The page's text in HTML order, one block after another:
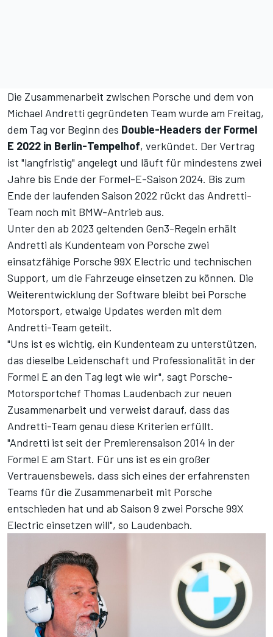
Die Zusammenarbeit zwischen Porsche und dem von
Michael Andretti gegründeten Team wurde am Freitag,
dem Tag vor Beginn des Double-Headers der Formel
E 2022 in Berlin-Tempelhof, verkündet. Der Vertrag
ist "langfristig" angelegt und läuft für mindestens zwei
Jahre bis Ende der Formel-E-Saison 2024. Bis zum
Ende der laufenden Saison 2022 rückt das Andretti-
Team noch mit BMW-Antrieb aus.
Unter den ab 2023 geltenden Gen3-Regeln erhält
Andretti als Kundenteam von Porsche zwei
einsatzfähige Porsche 99X Electric und technischen
Support, um die Fahrzeuge einsetzen zu können. Die
Weiterentwicklung der Software bleibt bei Porsche
Motorsport, etwaige Updates werden mit dem
Andretti-Team geteilt.
"Uns ist es wichtig, ein Kundenteam zu unterstützen,
das dieselbe Leidenschaft und Professionalität in der
Formel E an den Tag legt wie wir", sagt Porsche-
Motorsportchef Thomas Laudenbach zur neuen
Zusammenarbeit und verweist darauf, dass das
Andretti-Team genau diese Kriterien erfüllt.
"Andretti ist seit der Premierensaison 2014 in der
Formel E am Start. Für uns ist es ein großer
Vertrauensbeweis, dass sich eines der erfahrensten
Teams für die Zusammenarbeit mit Porsche
entschieden hat und ab Saison 9 zwei Porsche 99X
Electric einsetzen will", so Laudenbach.